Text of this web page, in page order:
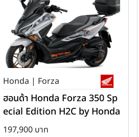
Honda | Forza
ฮอนด้า Honda Forza 350 Sp
ecial Edition H2C by Honda
ปี 2025
197,900 บาท